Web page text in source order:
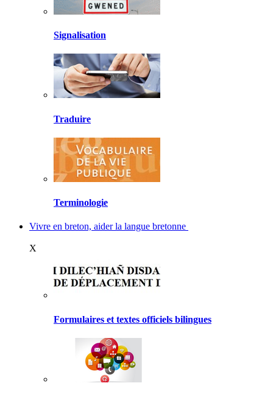
Signalisation
Traduire
Terminologie
Vivre en breton, aider la langue bretonne
X
Formulaires et textes officiels bilingues